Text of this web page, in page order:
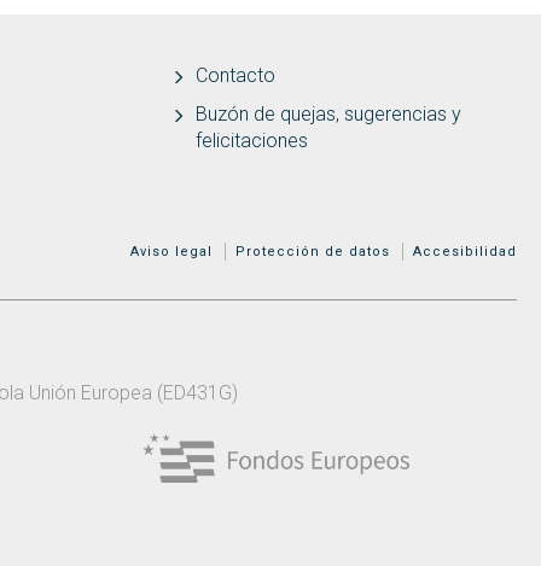
Contacto
Buzón de quejas, sugerencias y
felicitaciones
MENÚ ADICIONAL
Aviso legal Protección de datos Accesibilidad
Unión Europea (ED431G)